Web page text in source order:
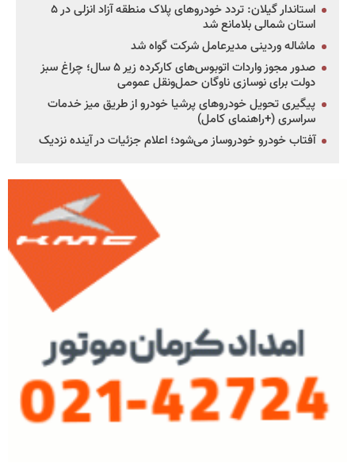
استاندار گیلان: تردد خودروهای پلاک منطقه آزاد انزلی در ۵
استان شمالی بلامانع شد
ماشاله وردینی مدیرعامل شرکت گواه شد
صدور مجوز واردات اتوبوس‌های کارکرده زیر ۵ سال؛ چراغ سبز
دولت برای نوسازی ناوگان حمل‌ونقل عمومی
پیگیری تحویل خودروهای پرشیا خودرو از طریق میز خدمات
سراسری (+راهنمای کامل)
آفتاب خودرو خودروساز می‌شود؛ اعلام جزئیات در آینده نزدیک